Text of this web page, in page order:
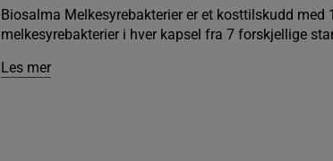
Biosalma Melkesyrebakterier er et kosttilskudd med
melkesyrebakterier i hver kapsel fra 7 forskjellige
Les mer